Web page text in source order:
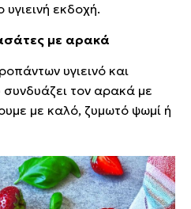
υγιεινή εκδοχή.
με αρακά
υγιεινό και
τον αρακά με
με καλό, ζυμωτό ψωμί ή